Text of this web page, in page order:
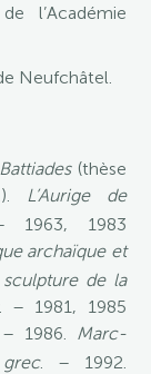
l’Académie
Neufchâtel.
(thèse
L’Aurige de
1963, 1983
archaïque et
sculpture de la
. – 1981, 1985
1986. Marc-
. – 1992.